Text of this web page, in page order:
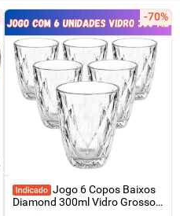
-70%
Jogo 6 Copos Baixos
Diamond 300ml Vidro Grosso